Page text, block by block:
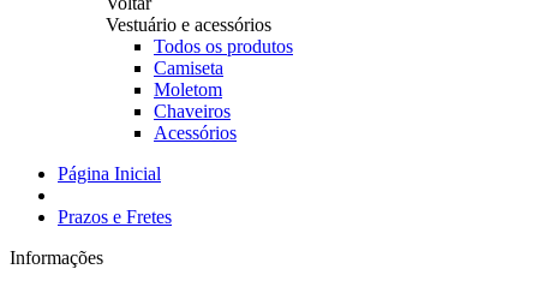
Vestuário e acessórios
Todos os produtos
Camiseta
Moletom
Chaveiros
Acessórios
Página Inicial
Prazos e Fretes
Informações